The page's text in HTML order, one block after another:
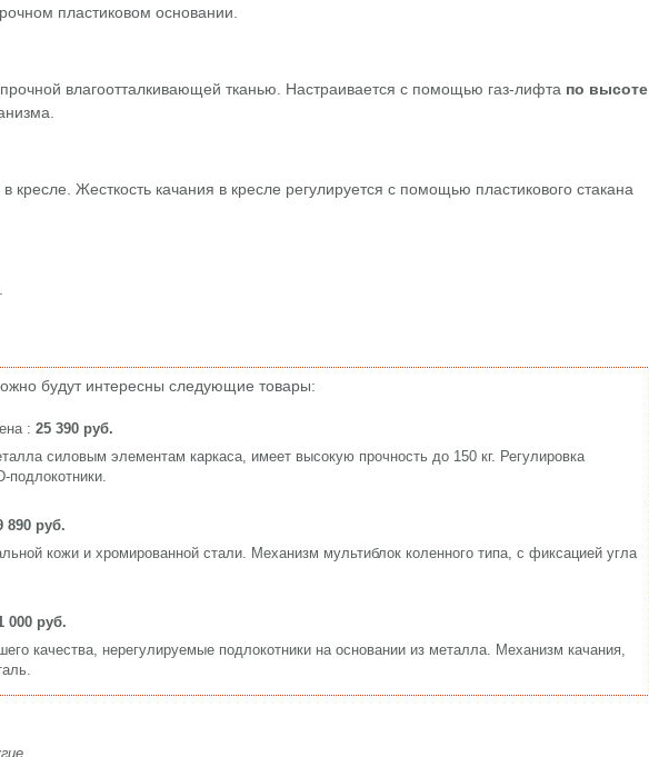
пластиковом основании.
влагоотталкивающей тканью. Настраивается с помощью газ-лифта по высоте
кресле. Жесткость качания в кресле регулируется с помощью пластикового стакана
будут интересны следующие товары:
: 25 390 руб.
силовым элементам каркаса, имеет высокую прочность до 150 кг. Регулировка
подлокотники.
890 руб.
кожи и хромированной стали. Механизм мультиблок коленного типа, с фиксацией угла
000 руб.
качества, нерегулируемые подлокотники на основании из металла. Механизм качания,